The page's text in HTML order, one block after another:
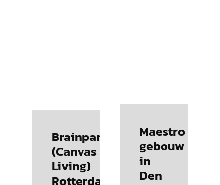
Brainpark
(Canvas
Living)
Rotterdam
Maestro
gebouw
in
Den